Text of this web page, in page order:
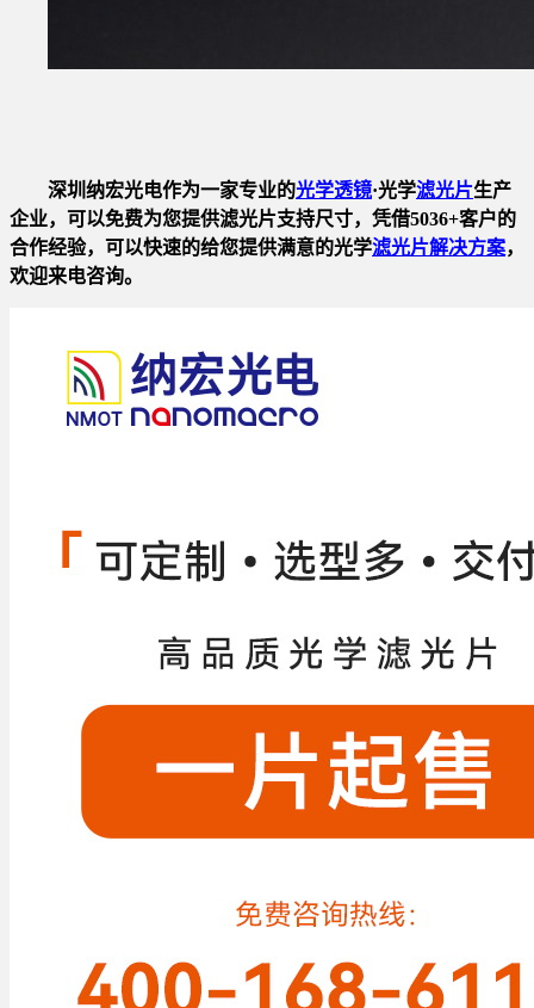
深圳纳宏光电作为一家专业的光学透镜·光学滤光片生产
企业，可以免费为您提供滤光片支持尺寸，凭借5036+客户的
合作经验，可以快速的给您提供满意的光学滤光片解决方案，
欢迎来电咨询。